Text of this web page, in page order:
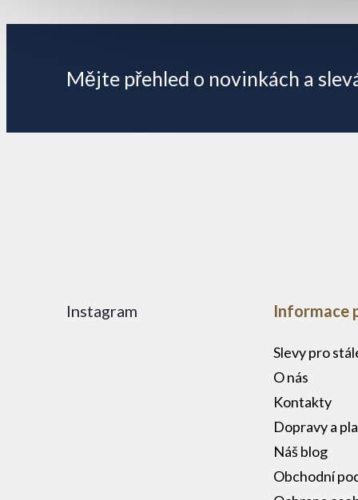
á
t
Mějte přehled o novinkách a
Instagram Informace
Slevy pro
O nás
Kontakty
Dopravy a
Náš blog
Obchodní